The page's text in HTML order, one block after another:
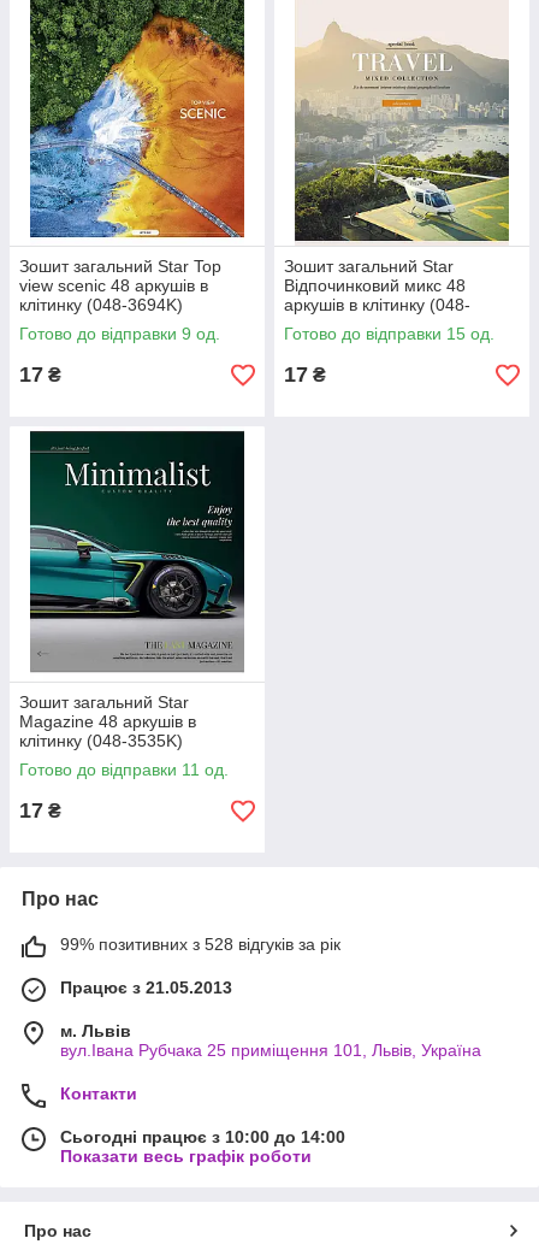
Зошит загальний Star Top
view scenic 48 аркушів в
клітинку (048-3694K)
Готово до відправки 9 од.
17 ₴
Зошит загальний Star
Відпочинковий микс 48
аркушів в клітинку (048-
3693K)
Готово до відправки 15 од.
17 ₴
Зошит загальний Star
Magazine 48 аркушів в
клітинку (048-3535K)
Готово до відправки 11 од.
17 ₴
Про нас
99% позитивних з 528 відгуків за рік
Працює з 21.05.2013
м. Львів
вул.Івана Рубчака 25 приміщення 101, Львів, Україна
Контакти
Сьогодні працює з 10:00 до 14:00
Показати весь графік роботи
Про нас